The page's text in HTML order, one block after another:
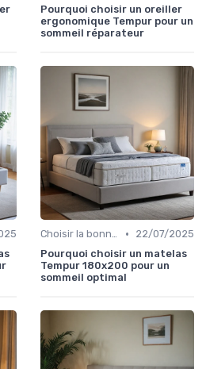
Pourquoi choisir un oreiller
ergonomique Tempur pour un
sommeil réparateur
Choisir la bonne taille •
22/07/2025
Pourquoi choisir un matelas
Tempur 180x200 pour un
sommeil optimal